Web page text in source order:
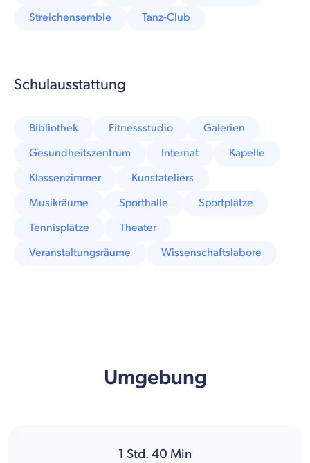
Streichensemble
Tanz-Club
Schulausstattung
Bibliothek Fitnessstudio
Galerien
Gesundheitszentrum
Internat
Kapelle
Klassenzimmer
Kunstateliers
Musikräume
Sporthalle
Sportplätze
Tennisplätze
Theater
Veranstaltungsräume
Wissenschaftslabore
Umgebung
1 Std. 40 Min